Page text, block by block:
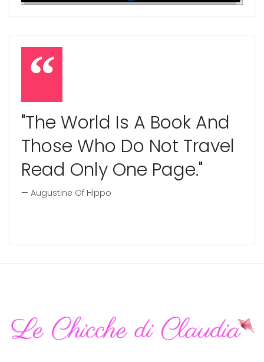
"The World Is A Book And
Those Who Do Not Travel
Read Only One Page."
Augustine Of Hippo